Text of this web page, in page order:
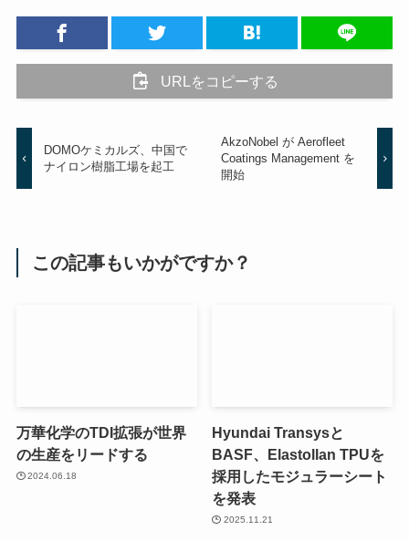
URLをコピーする
DOMOケミカルズ、中国で
ナイロン樹脂工場を起工
AkzoNobel が Aerofleet
Coatings Management を
開始
この記事もいかがですか？
万華化学のTDI拡張が世界
の生産をリードする
2024.06.18
Hyundai Transysと
BASF、Elastollan TPUを
採用したモジュラーシート
を発表
2025.11.21